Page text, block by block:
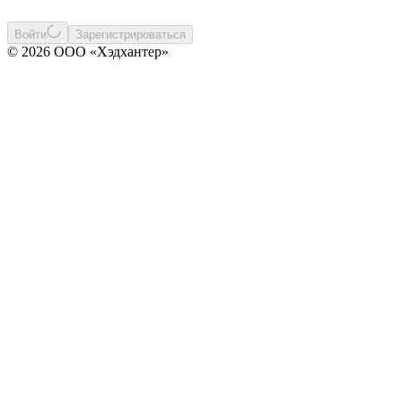
Войти Зарегистрироваться
© 2026 ООО «Хэдхантер»